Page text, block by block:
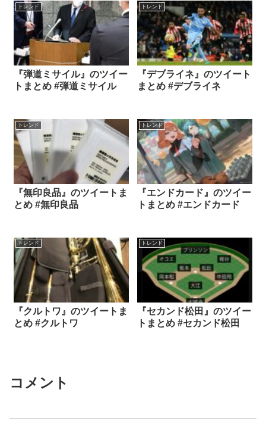
トレンド
『弾道ミサイル』のツイー
トまとめ #弾道ミサイル
トレンド
『デブライネ』のツイート
まとめ #デブライネ
トレンド
『無印良品』のツイートま
とめ #無印良品
トレンド
『エンドカード』のツイー
トまとめ #エンドカード
トレンド
『クルトワ』のツイートま
とめ #クルトワ
トレンド
『セカンド松田』のツイー
トまとめ #セカンド松田
コメント